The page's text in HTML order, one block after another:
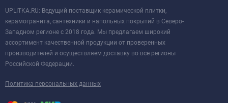
UPLITKA.RU: Ведущий поставщик керамической плитки,
керамогранита, сантехники и напольных покрытий в Северо-
Западном регионе с 2018 года. Мы предлагаем широкий
ассортимент качественной продукции от проверенных
производителей и осуществляем доставку во все регионы
Российской Федерации.
Политика персональных данных